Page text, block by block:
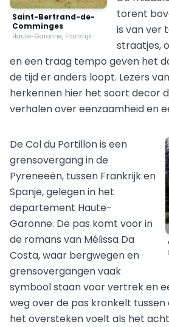
Saint-Bertrand-de-
Comminges
Haute-Garonne, Frankrijk
torent
is van ver
straatjes,
en een traag tempo geven het
de tijd er anders loopt. Lezers
herkennen hier het soort decor
verhalen over eenzaamheid en
De Col du Portillon is een
grensovergang in de
Pyreneeën, tussen Frankrijk en
Spanje, gelegen in het
departement Haute-
Garonne. De pas komt voor in
de romans van Mélissa Da
Costa, waar bergwegen en
grensovergangen vaak
symbool staan voor vertrek en
weg over de pas kronkelt
het oversteken voelt als het